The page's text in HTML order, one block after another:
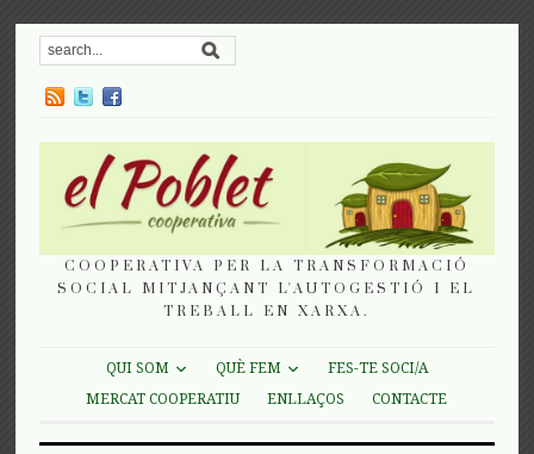
COOPERATIVA PER LA TRANSFORMACIÓ
SOCIAL MITJANÇANT L'AUTOGESTIÓ I EL
TREBALL EN XARXA.
QUI SOM QUÈ FEM
FES-TE SOCI/A
MERCAT COOPERATIU
ENLLAÇOS CONTACTE